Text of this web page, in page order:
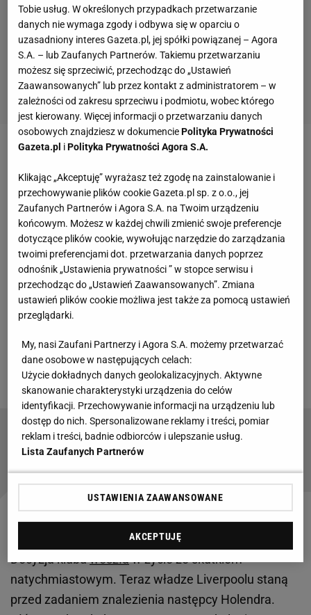
Zobacz wideoKara za obrazę sędziego? Rostkowski:
Jedna literka w słowie może wiele zmienić
"Wspólnie doszliśmy do wniosku, że zmiany są
konieczne, aby klub mógł się rozwijać. Ponownie,
należy podkreślić, że nie jest to decyzja podjęta
pochopnie, wręcz przeciwnie. Chcielibyśmy
skorzystać z okazji, aby wyrazić naszą wdzięczność
Arne, który na zawsze zajmie szczególne miejsce w
historii tego klubu piłkarskiego jako trener, który
zapewnił Liverpoolowi 20. tytuł mistrzowski." -
czytamyw oświadczeniu na oficjalnej stronie klubu
Tragiczne zdarzenie z udziałem kibiców
angielskich drużyn. Nie żyje fan Arsenalu
Iraola głównym kandydatem na następcę Slota
Decyzja klubuweszław życie ze skutkiem
natychmiastowym. Teraz władze Liverpoolu staną
przed zadaniem znalezienia następcy Holendra.
Tobie usług. W określonych przypadkach przetwarzanie
danych nie wymaga zgody i odbywa się w oparciu o
uzasadniony interes Gazeta.pl, jej spółki powiązanej – Agora
S.A. – lub Zaufanych Partnerów. Takiemu przetwarzaniu
możesz się sprzeciwić, przechodząc do „Ustawień
Zaawansowanych” lub przez kontakt z administratorem – w
zależności od zakresu sprzeciwu i podmiotu, wobec którego
jest kierowany. Więcej informacji o przetwarzaniu danych
osobowych znajdziesz w dokumenciePolityka Prywatności
Gazeta.pl iPolityka Prywatności Agora S.A.
Klikając „Akceptuję” wyrażasz też zgodę na zainstalowanie i
przechowywanie plików cookie Gazeta.pl sp. z o.o., jej
Zaufanych Partnerów i Agora S.A. na Twoim urządzeniu
końcowym. Możesz w każdej chwili zmienić swoje preferencje
dotyczące plików cookie, wywołując narzędzie do zarządzania
twoimi preferencjami dot. przetwarzania danych poprzez
odnośnik „Ustawienia prywatności ” w stopce serwisu i
przechodząc do „Ustawień Zaawansowanych”. Zmiana
ustawień plików cookie możliwa jest także za pomocą ustawień
przeglądarki.
My, nasi Zaufani Partnerzy i Agora S.A. możemy przetwarzać
dane osobowe w następujących celach:
Użycie dokładnych danych geolokalizacyjnych. Aktywne
skanowanie charakterystyki urządzenia do celów
identyfikacji. Przechowywanie informacji na urządzeniu lub
dostęp do nich. Spersonalizowane reklamy i treści, pomiar
reklam i treści, badnie odbiorców i ulepszanie usług.
Lista Zaufanych Partnerów
USTAWIENIA ZAAWANSOWANE
AKCEPTUJĘ